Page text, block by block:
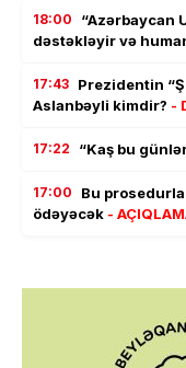
18:00
“Azərbaycan
dəstəkləyir və
17:43 Prezidentin
Aslanbəyli kimdir? -
17:22 “Kaş bu
17:00
Bu
ödəyəcək -